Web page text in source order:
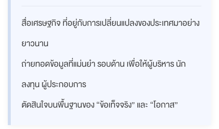
สื่อเศรษฐกิจ ที่อยู่กับการเปลี่ยนแปลงของประเทศมาอย่าง
ยาวนาน
ถ่ายทอดข้อมูลที่แม่นยำ รอบด้าน เพื่อให้ผู้บริหาร นัก
ลงทุน ผู้ประกอบการ
ตัดสินใจบนพื้นฐานของ “ข้อเท็จจริง” และ “โอกาส”